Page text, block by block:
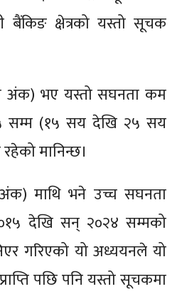
क्षेत्रको यस्तो सूचक
अंक) भए यस्तो सघनता कम
सम्म (१५ सय देखि २५ सय
मानिन्छ।
माथि भने उच्च सघनता
देखि सन् २०२४ सम्मको
गरिएको यो अध्ययनले यो
पछि पनि यस्तो सूचकमा